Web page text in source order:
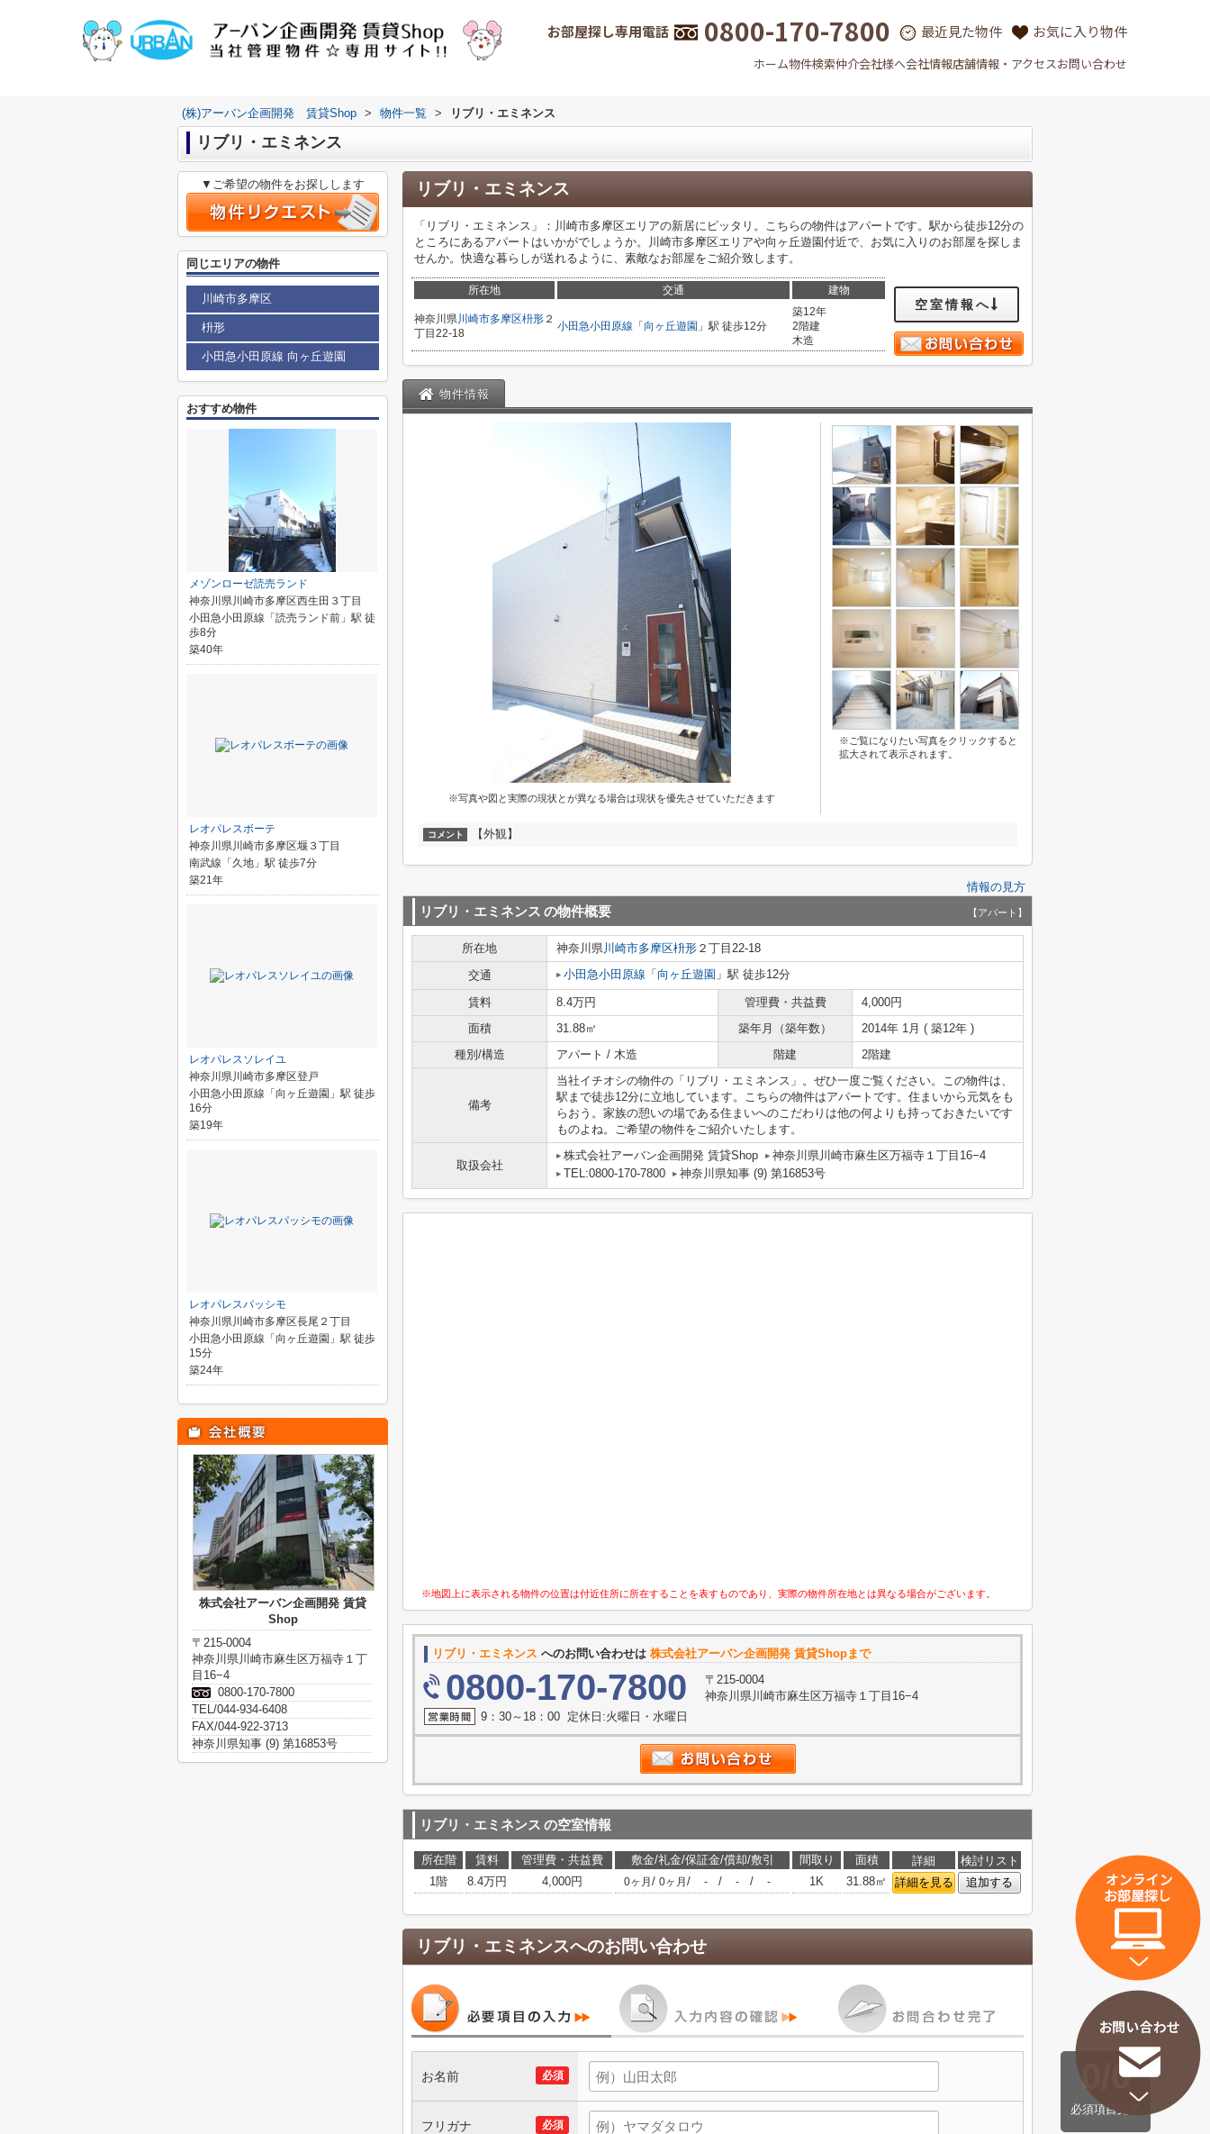
お部屋探し専用電話 0800-170-7800 最近見た物件 お気に入り物件
ホーム物件検索仲介会社様へ会社情報店舗情報・アクセスお問い合わせ
(株)アーバン企画開発 賃貸Shop > 物件一覧 > リブリ・エミネンス
リブリ・エミネンス
リブリ・エミネンス
「リブリ・エミネンス」：川崎市多摩区エリアの新居にピッタリ。こちらの物件はアパートです。駅から徒歩12分の
ところにあるアパートはいかがでしょうか。川崎市多摩区エリアや向ヶ丘遊園付近で、お気に入りのお部屋を探しま
せんか。快適な暮らしが送れるように、素敵なお部屋をご紹介致します。
所在地 交通 建物
神奈川県川崎市多摩区枡形 ２
丁目22-18
小田急小田原線 「 向ヶ丘遊園 」駅 徒歩12分
築12年
2階建
木造
空室情報へ
物件情報
※写真や図と実際の現状とが異なる場合は現状を優先させていただきます
※ご覧になりたい写真をクリックすると
拡大されて表示されます。
コメント 【外観】
情報の見方
リブリ・エミネンス の物件概要 【アパート】
所在地 神奈川県川崎市多摩区枡形 ２丁目22-18
交通
小田急小田原線 「 向ヶ丘遊園 」駅 徒歩12分
賃料 8.4万円 管理費・共益費
4,000円
面積
31.88㎡ 築年月（築年数）
2014年 1月 ( 築12年 )
種別/構造
アパート / 木造 階建 2階建
備考
当社イチオシの物件の「リブリ・エミネンス」。ぜひ一度ご覧ください。この物件は、
駅まで徒歩12分に立地しています。こちらの物件はアパートです。住まいから元気をも
らおう。家族の憩いの場である住まいへのこだわりは他の何よりも持っておきたいです
ものよね。ご希望の物件をご紹介いたします。
取扱会社
株式会社アーバン企画開発 賃貸Shop
神奈川県川崎市麻生区万福寺１丁目16−4
TEL:0800-170-7800
神奈川県知事 (9) 第16853号
※地図上に表示される物件の位置は付近住所に所在することを表すものであり、実際の物件所在地とは異なる場合がございます。
リブリ・エミネンス へのお問い合わせは 株式会社アーバン企画開発 賃貸Shopまで
0800-170-7800
〒215-0004
神奈川県川崎市麻生区万福寺１丁目16−4
9：30～18：00 定休日:火曜日・水曜日
リブリ・エミネンス の空室情報
所在階 賃料 管理費・共益費 敷金/礼金/保証金/償却/敷引 間取り 面積 詳細
検討リスト
1階
8.4万円 4,000円 0ヶ月 / 0ヶ月 / - / - / - 1K 31.88㎡ 詳細を見る 追加する
リブリ・エミネンスへのお問い合わせ
0 0
必須項目完了
必須
お名前
必須
フリガナ
▼ご希望の物件をお探しします
同じエリアの物件
川崎市多摩区
枡形
小田急小田原線 向ヶ丘遊園
おすすめ物件
メゾンローゼ読売ランド
神奈川県川崎市多摩区西生田３丁目
小田急小田原線「読売ランド前」駅 徒
歩8分
築40年
レオパレスボーテ
神奈川県川崎市多摩区堰３丁目
南武線「久地」駅 徒歩7分
築21年
レオパレスソレイユ
神奈川県川崎市多摩区登戸
小田急小田原線「向ヶ丘遊園」駅 徒歩
16分
築19年
レオパレスパッシモ
神奈川県川崎市多摩区長尾２丁目
小田急小田原線「向ヶ丘遊園」駅 徒歩
15分
築24年
株式会社アーバン企画開発 賃貸
Shop
〒215-0004
神奈川県川崎市麻生区万福寺１丁
目16−4
0800-170-7800
TEL/044-934-6408
FAX/044-922-3713
神奈川県知事 (9) 第16853号